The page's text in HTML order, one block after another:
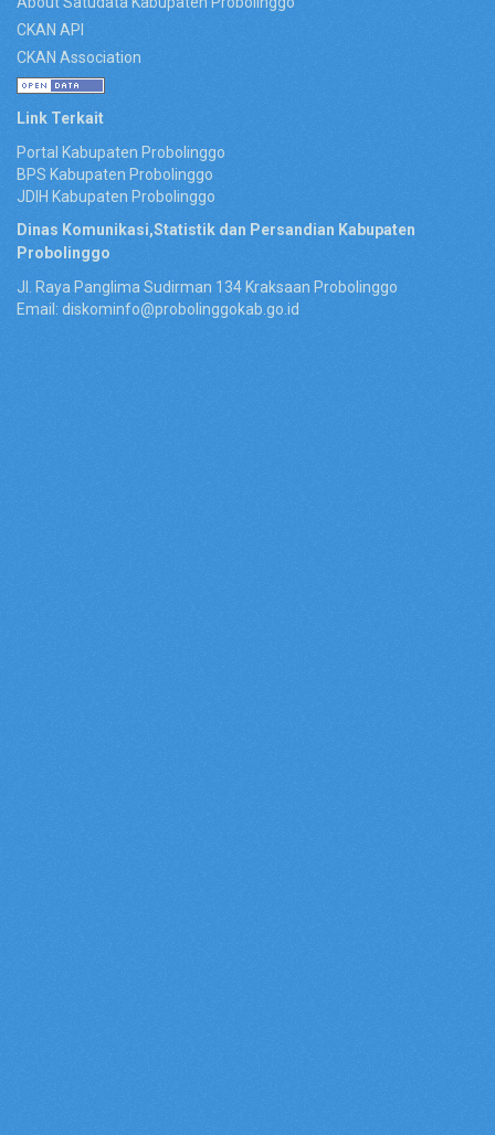
CKAN API
CKAN Association
Link Terkait
Portal Kabupaten Probolinggo
BPS Kabupaten Probolinggo
JDIH Kabupaten Probolinggo
Dinas Komunikasi,Statistik dan Persandian Kabupaten
Probolinggo
Jl. Raya Panglima Sudirman 134 Kraksaan Probolinggo
Email: diskominfo@probolinggokab.go.id